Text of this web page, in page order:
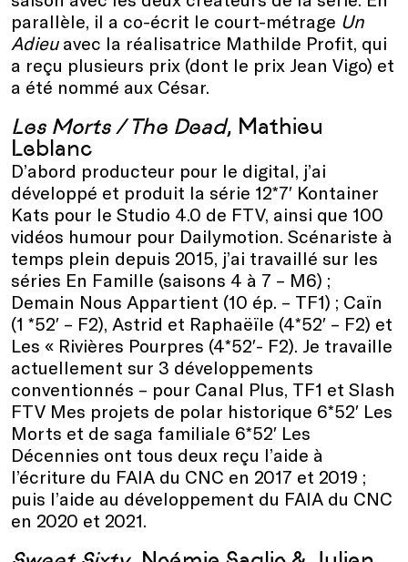
parallèle, il a co-écrit le court-métrage Un
Adieuavec la réalisatrice Mathilde Profit, qui
a reçu plusieurs prix (dont le prix Jean Vigo) et
a été nommé aux César.
Les Morts / The Dead, Mathieu
Leblanc
D’abord producteur pour le digital, j’ai
développé et produit la série 12*7′ Kontainer
Kats pour le Studio 4.0 de FTV, ainsi que 100
vidéos humour pour Dailymotion. Scénariste à
temps plein depuis 2015, j’ai travaillé sur les
séries En Famille (saisons 4 à 7 – M6) ;
Demain Nous Appartient (10 ép. – TF1) ; Caïn
(1 *52′ – F2), Astrid et Raphaëïle (4*52′ – F2) et
Les « Rivières Pourpres (4*52′- F2). Je travaille
actuellement sur 3 développements
conventionnés – pour Canal Plus, TF1 et Slash
FTV Mes projets de polar historique 6*52′ Les
Morts et de saga familiale 6*52′ Les
Décennies ont tous deux reçu l’aide à
l’écriture du FAIA du CNC en 2017 et 2019 ;
puis l’aide au développement du FAIA du CNC
en 2020 et 2021.